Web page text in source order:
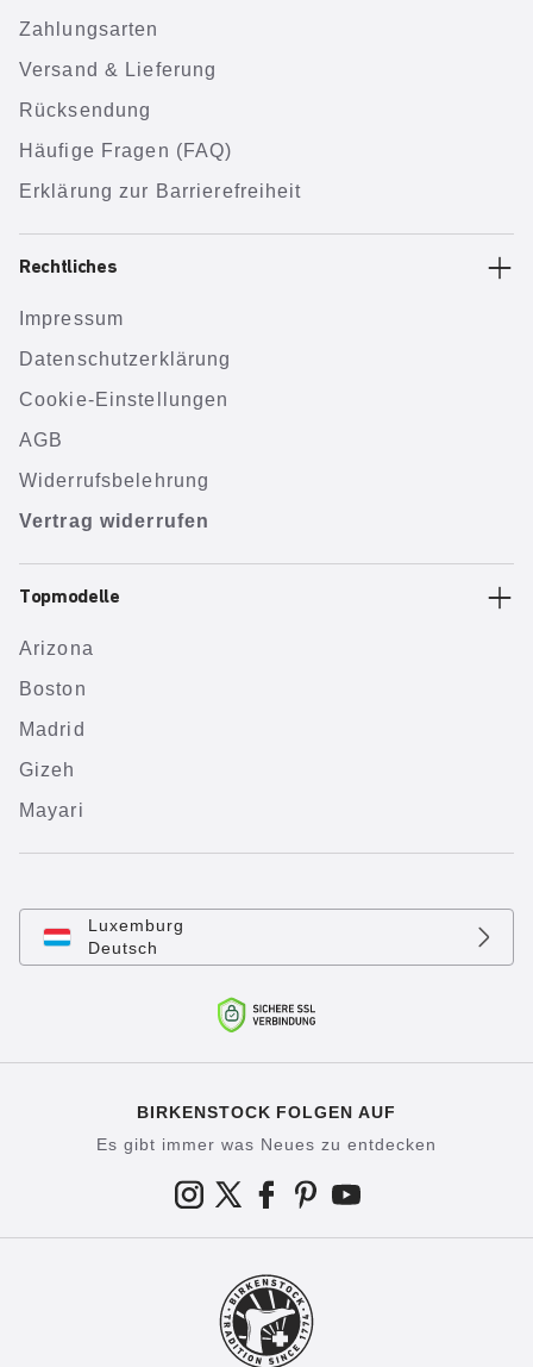
Zahlungsarten
Versand & Lieferung
Rücksendung
Häufige Fragen (FAQ)
Erklärung zur Barrierefreiheit
Rechtliches
Impressum
Datenschutzerklärung
Cookie-Einstellungen
AGB
Widerrufsbelehrung
Vertrag widerrufen
Topmodelle
Arizona
Boston
Madrid
Gizeh
Mayari
Luxemburg
Deutsch
BIRKENSTOCK FOLGEN AUF
Es gibt immer was Neues zu entdecken